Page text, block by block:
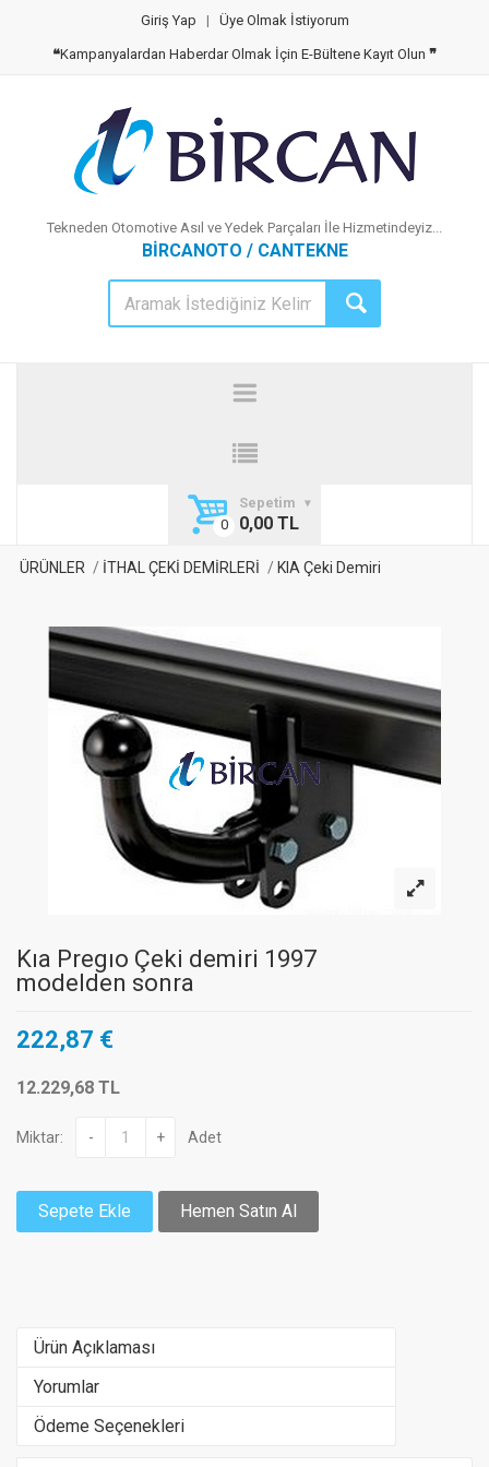
Giriş Yap | Üye Olmak İstiyorum
❝Kampanyalardan Haberdar Olmak İçin E-Bültene Kayıt Olun ❞
Tekneden Otomotive Asıl ve Yedek Parçaları İle Hizmetindeyiz...
BİRCANOTO / CANTEKNE
Sepetim
0,00 TL
ÜRÜNLER İTHAL ÇEKİ DEMİRLERİ KIA Çeki Demiri
Kıa Pregıo Çeki demiri 1997
modelden sonra
222,87 €
12.229,68 TL
Miktar: - + Adet
Sepete Ekle Hemen Satın Al
Ürün Açıklaması
Yorumlar
Ödeme Seçenekleri